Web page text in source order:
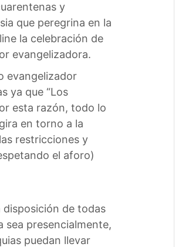
y
que peregrina en la
la celebración de
evangelizadora.
evangelizador
ya que “Los
esta razón, todo lo
en torno a la
restricciones y
el aforo)
disposición de todas
sea presencialmente,
puedan llevar